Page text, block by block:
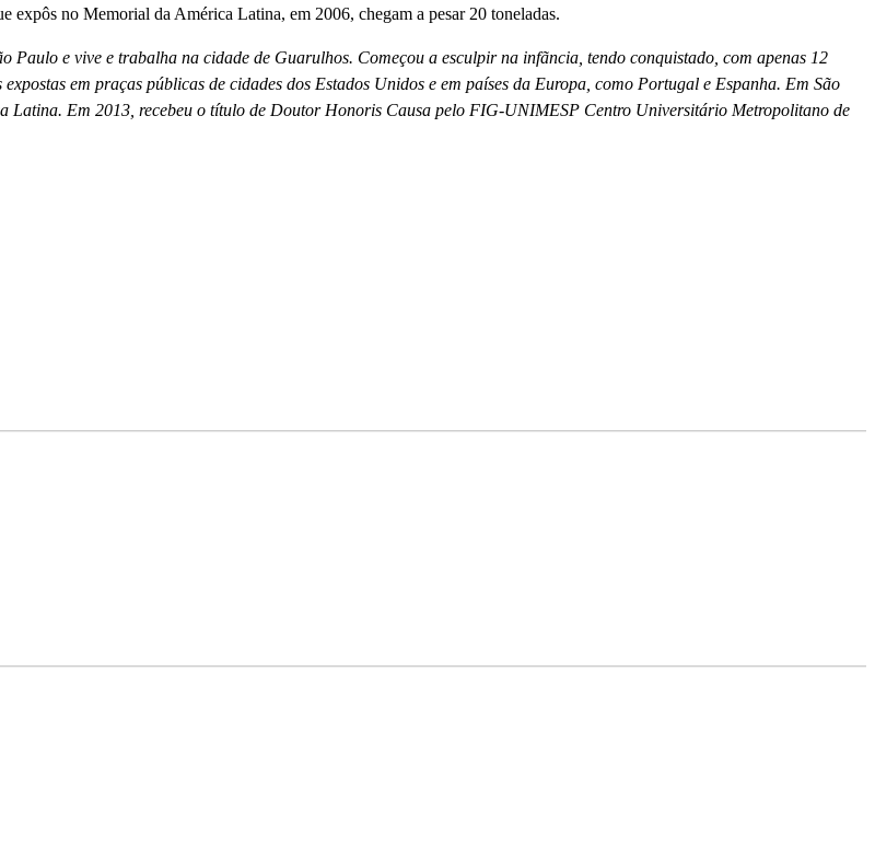
expôs no Memorial da América Latina, em 2006, chegam a pesar 20 toneladas.
e vive e trabalha na cidade de Guarulhos. Começou a esculpir na infãncia, tendo conquistado, com apenas 12
em praças públicas de cidades dos Estados Unidos e em paí­ses da Europa, como Portugal e Espanha. Em São
Em 2013, recebeu o tí­tulo de Doutor Honoris Causa pelo FIG-UNIMESP Centro Universitário Metropolitano de